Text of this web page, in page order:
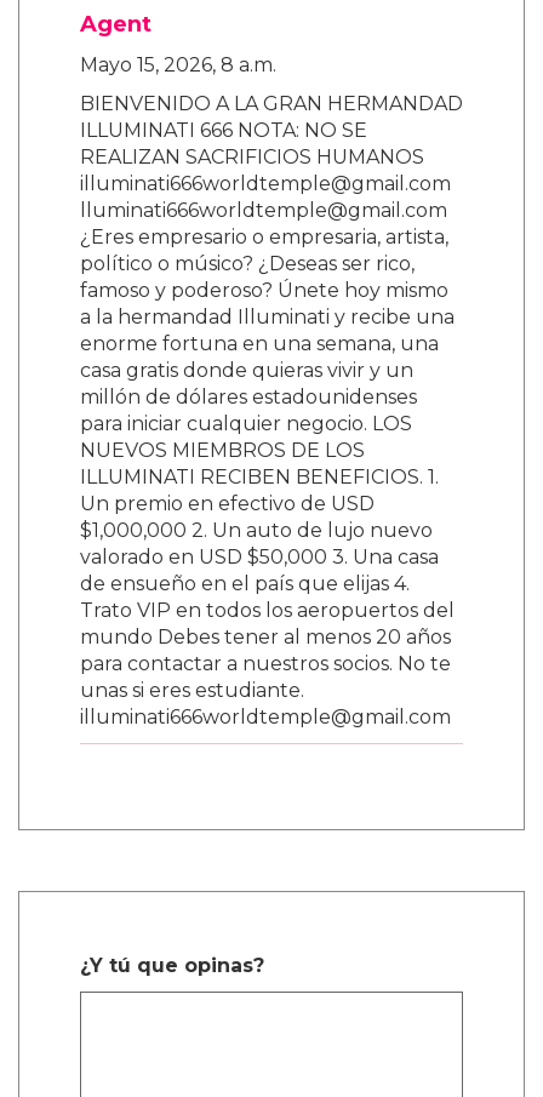
Agent
Mayo 15, 2026, 8 a.m.
BIENVENIDO A LA GRAN HERMANDAD
ILLUMINATI 666 NOTA: NO SE
REALIZAN SACRIFICIOS HUMANOS
illuminati666worldtemple@gmail.com
lluminati666worldtemple@gmail.com
¿Eres empresario o empresaria, artista,
político o músico? ¿Deseas ser rico,
famoso y poderoso? Únete hoy mismo
a la hermandad Illuminati y recibe una
enorme fortuna en una semana, una
casa gratis donde quieras vivir y un
millón de dólares estadounidenses
para iniciar cualquier negocio. LOS
NUEVOS MIEMBROS DE LOS
ILLUMINATI RECIBEN BENEFICIOS. 1.
Un premio en efectivo de USD
$1,000,000 2. Un auto de lujo nuevo
valorado en USD $50,000 3. Una casa
de ensueño en el país que elijas 4.
Trato VIP en todos los aeropuertos del
mundo Debes tener al menos 20 años
para contactar a nuestros socios. No te
unas si eres estudiante.
illuminati666worldtemple@gmail.com
¿Y tú que opinas?